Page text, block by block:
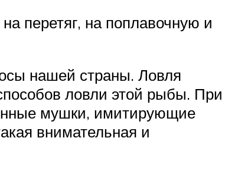
перетяг, на поплавочную и
нашей страны. Ловля
ловли этой рыбы. При
мушки, имитирующие
внимательная и